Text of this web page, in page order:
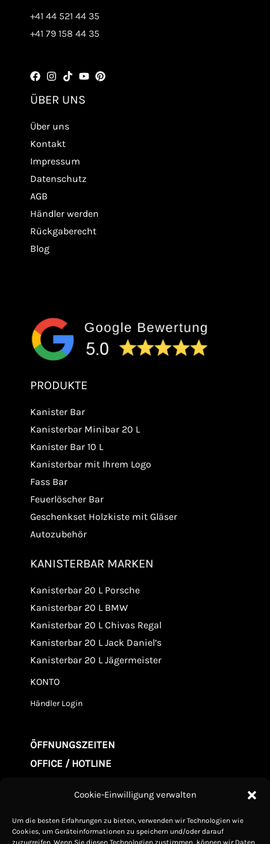
Cookie-Einwilligung verwalten
Um die besten Erfahrungen zu bieten, verwenden wir Technologien wie
Cookies, um Geräteinformationen zu speichern und/oder darauf
zuzugreifen. Wenn Sie diesen Technologien zustimmen, können wir Daten
+41 44 521 44 35
+41 79 158 44 35
ÜBER UNS
Über uns
Kontakt
Impressum
Datenschutz
AGB
Händler werden
Rückgaberecht
Blog
PRODUKTE
Kanister Bar
Kanisterbar Minibar 20 L
Kanister Bar 10 L
Kanisterbar mit Ihrem Logo
Fass Bar
Feuerlöscher Bar
Geschenkset Holzkiste mit Gläser
Autozubehör
KANISTERBAR MARKEN
Kanisterbar 20 L Porsche
Kanisterbar 20 L BMW
Kanisterbar 20 L Chivas Regal
Kanisterbar 20 L Jack Daniel’s
Kanisterbar 20 L Jägermeister
KONTO
Händler Login
ÖFFNUNGSZEITEN
OFFICE / HOTLINE
Mo. - Fr. 09.00-20:00
Sonntag Geschlossen